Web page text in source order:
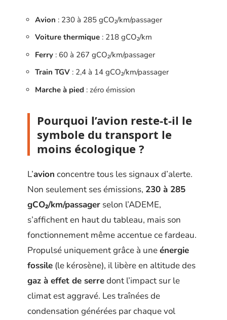
Avion : 230 à 285 gCO₂/km/passager
Voiture thermique : 218 gCO₂/km
Ferry : 60 à 267 gCO₂/km/passager
Train TGV : 2,4 à 14 gCO₂/km/passager
Marche à pied : zéro émission
Pourquoi l’avion reste-t-il le
symbole du transport le
moins écologique ?
L’avion concentre tous les signaux d’alerte.
Non seulement ses émissions, 230 à 285
gCO₂/km/passager selon l’ADEME,
s’affichent en haut du tableau, mais son
fonctionnement même accentue ce fardeau.
Propulsé uniquement grâce à uneénergie
fossile (le kérosène), il libère en altitude des
gaz à effet de serredont l’impact sur le
climat est aggravé. Les traînées de
condensation générées par chaque vol